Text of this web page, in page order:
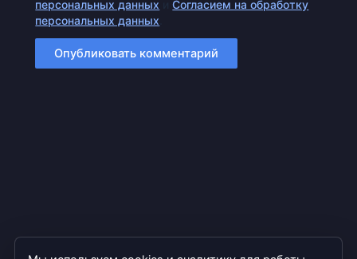
персональных данных иСогласием на обработку
персональных данных